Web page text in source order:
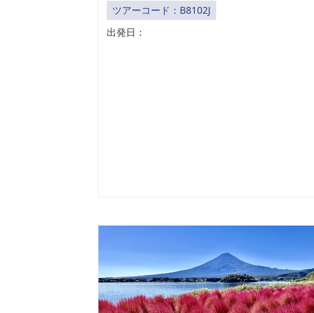
ツアーコード：B8102J
出発日：